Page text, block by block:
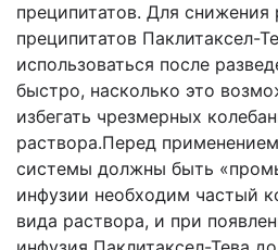
преципитатов. Для снижения
преципитатов Паклитаксел-
использоваться после
быстро, насколько это
избегать чрезмерных
раствора.Перед
системы должны быть
инфузии необходим частый
вида раствора, и при